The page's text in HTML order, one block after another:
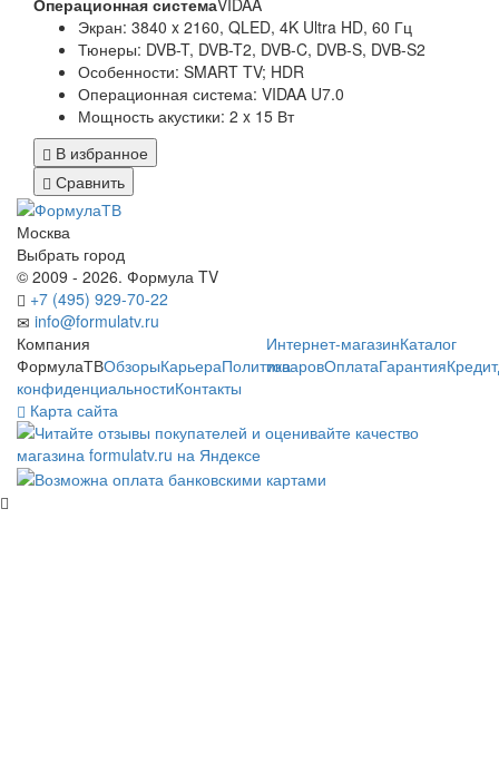
Экран: 3840 x 2160, QLED, 4K Ultra HD, 60 Гц
Тюнеры: DVB-T, DVB-T2, DVB-C, DVB-S, DVB-S2
Особенности: SMART TV; HDR
Операционная система: VIDAA U7.0
Мощность акустики: 2 x 15 Вт
В избранное
Сравнить
Москва
Выбрать город
© 2009 - 2026. Формула TV
+7 (495) 929-70-22
info@formulatv.ru
Компания
ФормулаТВОбзорыКарьераПолитика
конфиденциальностиКонтакты
Интернет-магазинКаталог
товаровОплатаГарантияКредит
Карта сайта